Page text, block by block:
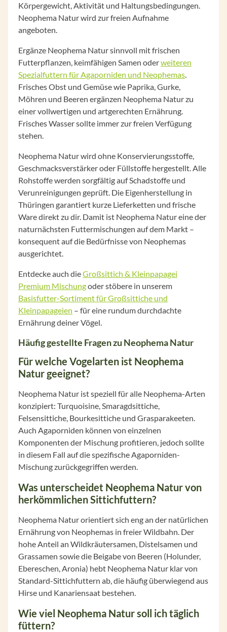
Körpergewicht, Aktivität und Haltungsbedingungen.
Neophema Natur wird zur freien Aufnahme
angeboten.
Ergänze Neophema Natur sinnvoll mit frischen
Futterpflanzen, keimfähigen Samen oderweiteren
Spezialfuttern für Agaporniden und Neophemas
Frisches Obst und Gemüse wie Paprika, Gurke,
Möhren und Beeren ergänzen Neophema Natur zu
einer vollwertigen und artgerechten Ernährung.
Frisches Wasser sollte immer zur freien Verfügung
stehen.
Neophema Natur wird ohne Konservierungsstoffe,
Geschmacksverstärker oder Füllstoffe hergestellt. Alle
Rohstoffe werden sorgfältig auf Schadstoffe und
Verunreinigungen geprüft. Die Eigenherstellung in
Thüringen garantiert kurze Lieferketten und frische
Ware direkt zu dir. Damit ist Neophema Natur eine der
naturnächsten Futtermischungen auf dem Markt –
konsequent auf die Bedürfnisse von Neophemas
ausgerichtet.
Entdecke auch dieGroßsittich & Kleinpapagei
Premium Mischungoder stöbere in unserem
Basisfutter-Sortiment für Großsittiche und
Kleinpapageien – für eine rundum durchdachte
Ernährung deiner Vögel.
Häufig gestellte Fragen zu Neophema Natur
Für welche Vogelarten ist Neophema
Natur geeignet?
Neophema Natur ist speziell für alle Neophema-Arten
konzipiert: Turquoisine, Smaragdsittiche,
Felsensittiche, Bourkesittiche und Grasparakeeten.
Auch Agaporniden können von einzelnen
Komponenten der Mischung profitieren, jedoch sollte
in diesem Fall auf die spezifische Agaporniden-
Mischung zurückgegriffen werden.
Was unterscheidet Neophema Natur von
herkömmlichen Sittichfuttern?
Neophema Natur orientiert sich eng an der natürlichen
Ernährung von Neophemas in freier Wildbahn. Der
hohe Anteil an Wildkräutersamen, Distelsamen und
Grassamen sowie die Beigabe von Beeren (Holunder,
Ebereschen, Aronia) hebt Neophema Natur klar von
Standard-Sittichfuttern ab, die häufig überwiegend aus
Hirse und Kanariensaat bestehen.
Wie viel Neophema Natur soll ich täglich
füttern?